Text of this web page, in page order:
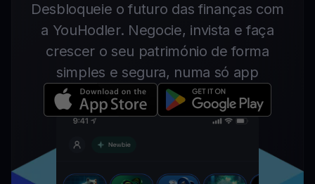
Desbloqueie o futuro das finanças com
a YouHodler. Negocie, invista e faça
crescer o seu património de forma
simples e segura, numa só app